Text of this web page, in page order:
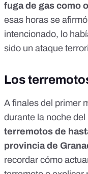
fuga de gas como
esas horas se
intencionado, lo
sido un ataque
Los
A finales del primer
durante la noche del
terremotos de
provincia de
recordar cómo